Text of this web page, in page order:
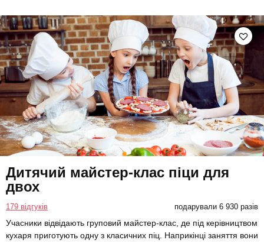
Дитячий майстер-клас піци для
двох
179 відгуків подарували 6 930 разів
Учасники відвідають груповий майстер-клас, де під керівництвом
кухаря приготують одну з класичних піц. Наприкінці заняття вони